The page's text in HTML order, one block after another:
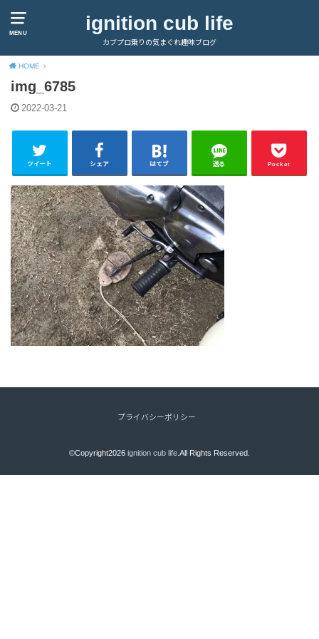
MENU ignition cub life
カブプロ乗りの気まぐれ趣味ブログ
HOME
img_6785
2022-03-21
ツイート シェア はてブ 送る Pocket
プライバシーポリシー
©Copyright2026 ignition cub life.All Rights Reserved.